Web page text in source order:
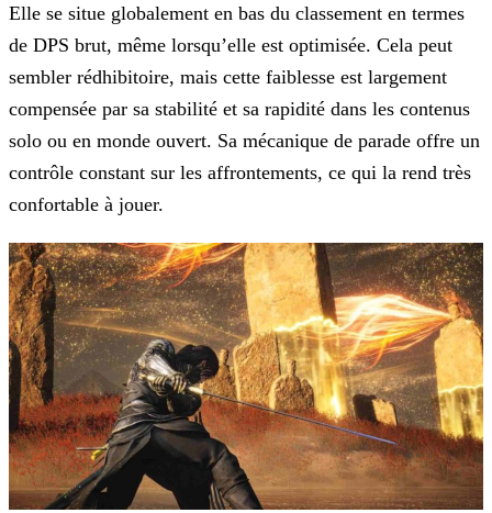
Elle se situe globalement en bas du classement en termes
de DPS brut, même lorsqu’elle est optimisée. Cela peut
sembler rédhibitoire, mais cette faiblesse est largement
compensée par sa stabilité et sa rapidité dans les contenus
solo ou en monde ouvert. Sa mécanique de parade offre un
contrôle constant sur les affrontements, ce qui la rend très
confortable à jouer.